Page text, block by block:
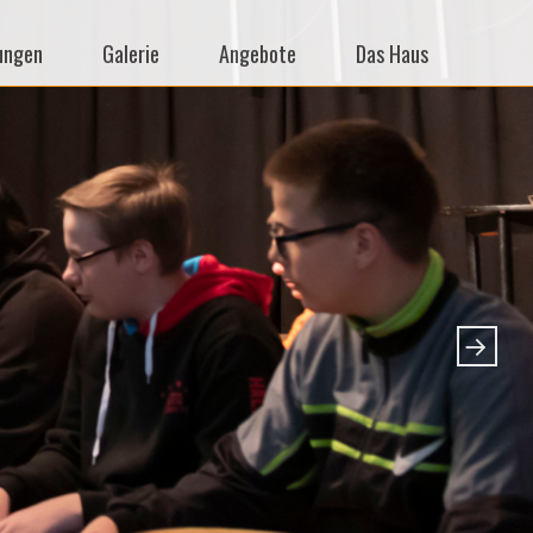
Galerie Angebote Das Haus